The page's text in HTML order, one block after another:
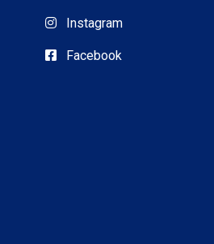
Instagram
Facebook